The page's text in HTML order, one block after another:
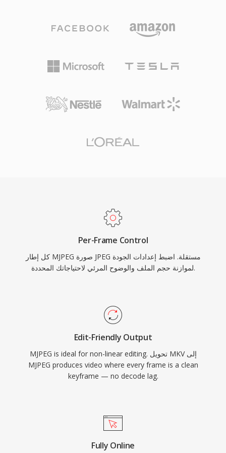
الحاوية المفضلة لتوزيع الفيديو عالي الجودة والأرشفة
MJPEG عدة فوائد عملية: يمكن الوصول إلى أي إطار
المجاورة، مما يجعلها مناسبة بشكل استثنائي لتحرير
الفيديو والتطبيقات التي تتطلب وصولاً عشوائياً دقيقاً
كاميرات IP وأنظمة المراقبة الأمنية والتصوير الطبي
النطاق الترددي الأعلى مقارنة بترميزات الضغط بين
في تطبيقات المراقبة عبر الويب، وتضمن بساطة
الترميز فك تشفير موثوق حتى على العتاد المدمج
محدود الموارد.
Per-Frame Control
كل إطار MJPEG صورة JPEG مستقلة. اضبط إعدادات الجودة
لموازنة حجم الملف والوضوح المرئي لاحتياجاتك المحددة.
Edit-Friendly Output
MJPEG is ideal for non-linear editing. تحويل MKV إلى
MJPEG produces video where every frame is a clean
keyframe — no decode lag.
Fully Online